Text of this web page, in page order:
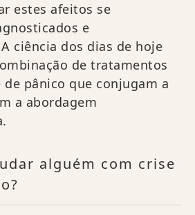
estes afeitos se
e
ciência dos dias de hoje
de tratamentos
pânico que conjugam a
a abordagem
alguém com crise